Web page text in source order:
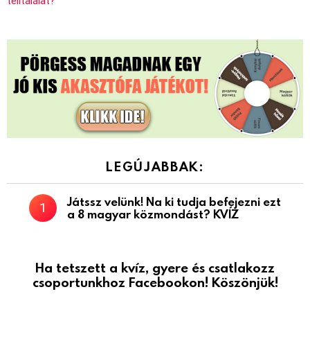
LEGÚJABBAK:
Játssz velünk! Na ki tudja befejezni ezt
a 8 magyar közmondást? KVÍZ
Ha tetszett a kvíz, gyere és csatlakozz
csoportunkhoz Facebookon! Köszönjük!